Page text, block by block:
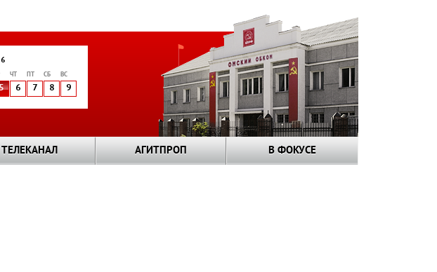
ЧТ СБ ВС
6 7 8 9
ТЕЛЕКАНАЛ АГИТПРОП В ФОКУСЕ